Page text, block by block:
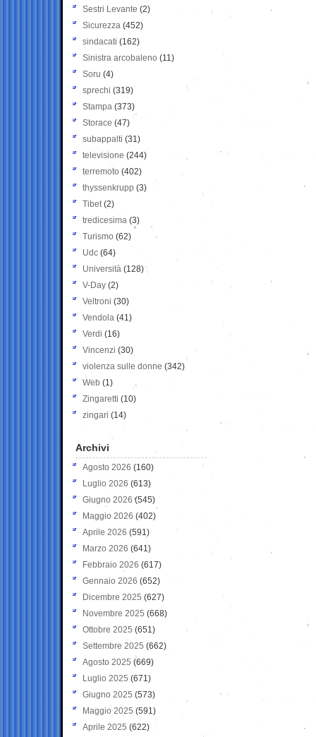
Sestri Levante (2)
Sicurezza (452)
sindacati (162)
Sinistra arcobaleno (11)
Soru (4)
sprechi (319)
Stampa (373)
Storace (47)
subappalti (31)
televisione(244)
terremoto (402)
thyssenkrupp (3)
Tibet(2)
tredicesima (3)
Turismo (62)
Udc (64)
Università (128)
V-Day (2)
Veltroni (30)
Vendola (41)
Verdi (16)
Vincenzi (30)
violenza sulle donne (342)
Web (1)
Zingaretti (10)
zingari (14)
Archivi
Agosto 2026 (160)
Luglio 2026 (613)
Giugno 2026 (545)
Maggio 2026 (402)
Aprile 2026 (591)
Marzo 2026 (641)
Febbraio 2026 (617)
Gennaio 2026 (652)
Dicembre 2025 (627)
Novembre 2025 (668)
Ottobre 2025 (651)
Settembre 2025 (662)
Agosto 2025 (669)
Luglio 2025 (671)
Giugno 2025 (573)
Maggio 2025 (591)
Aprile 2025 (622)